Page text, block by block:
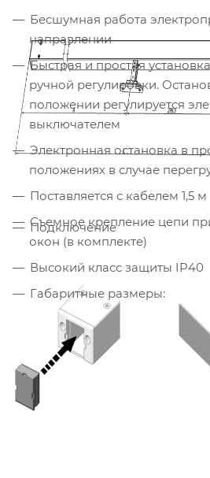
Бесшумная работа
направлении
Быстрая и простая
ручной регулировки.
положении регулируется
выключателем
Электронная остановка в
положениях в случае
Поставляется с кабелем 1,5 м
Съемное крепление цепи
окон (в комплекте)
Высокий класс защиты IP40
Габаритные размеры:
Подключение